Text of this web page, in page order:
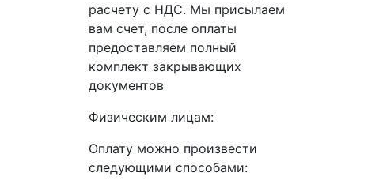
расчету с НДС. Мы присылаем
вам счет, после оплаты
предоставляем полный
комплект закрывающих
документов
Физическим лицам:
Оплату можно произвести
следующими способами: